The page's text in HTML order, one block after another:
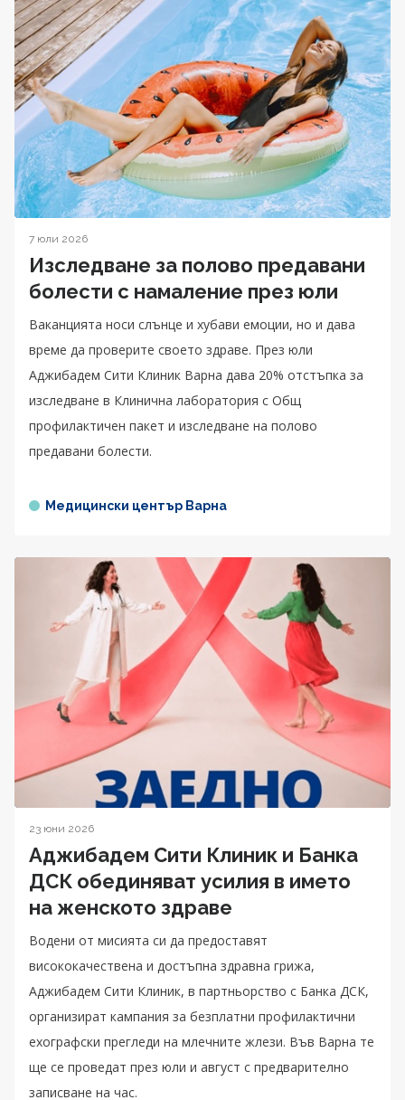
7 юли 2026
Изследване за полово предавани
болести с намаление през юли
Ваканцията носи слънце и хубави емоции, но и дава
време да проверите своето здраве. През юли
Аджибадем Сити Клиник Варна дава 20% отстъпка за
изследване в Клинична лаборатория с Общ
профилактичен пакет и изследване на полово
предавани болести.
Медицински център Варна
23 юни 2026
Аджибадем Сити Клиник и Банка
ДСК обединяват усилия в името
на женското здраве
Водени от мисията си да предоставят
висококачествена и достъпна здравна грижа,
Аджибадем Сити Клиник, в партньорство с Банка ДСК,
организират кампания за безплатни профилактични
ехографски прегледи на млечните жлези. Във Варна те
ще се проведат през юли и август с предварително
записване на час.